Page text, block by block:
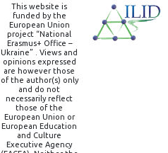
This website is
funded by the
European Union
project “National
Erasmus+ Office –
Ukraine” . Views and
opinions expressed
are however those
of the author(s) only
and do not
necessarily reflect
those of the
European Union or
European Education
and Culture
Executive Agency